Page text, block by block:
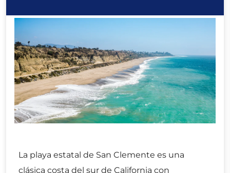
La playa estatal de San Clemente es una
clásica costa del sur de California con